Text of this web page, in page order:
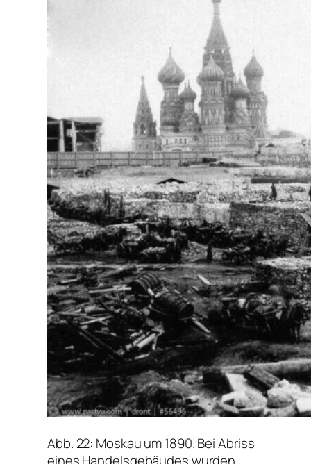
Abb. 22: Moskau um 1890. Bei Abriss
eines Handelsgebäudes wurden